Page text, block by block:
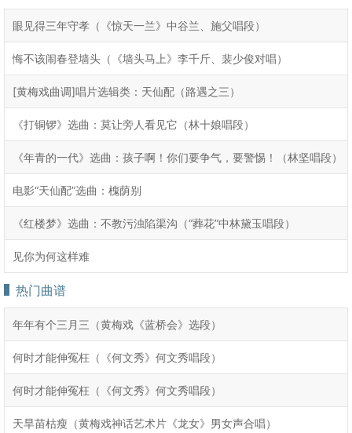
眼见得三年守孝（《惊天一兰》中谷兰、施父唱段）
悔不该闹春登墙头（《墙头马上》李千斤、裴少俊对唱）
[黄梅戏曲调]唱片选辑类：天仙配（路遇之三）
《打铜锣》选曲：莫让旁人看见它（林十娘唱段）
《年青的一代》选曲：孩子啊！你们要争气，要警惕！（林坚唱段）
电影“天仙配”选曲：槐荫别
《红楼梦》选曲：不教污浊陷渠沟（“葬花”中林黛玉唱段）
见你为何这样难
热门曲谱
年年有个三月三（黄梅戏《蓝桥会》选段）
何时才能伸冤枉（《何文秀》何文秀唱段）
何时才能伸冤枉（《何文秀》何文秀唱段）
天旱苗枯瘦（黄梅戏神话艺术片《龙女》男女声合唱）